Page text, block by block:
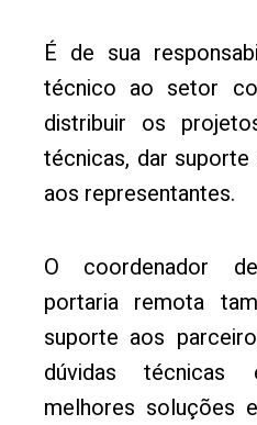
É de sua
técnico ao setor
distribuir os
técnicas, dar
aos representantes.
O coordenador
portaria remota
suporte aos
dúvidas
melhores soluções